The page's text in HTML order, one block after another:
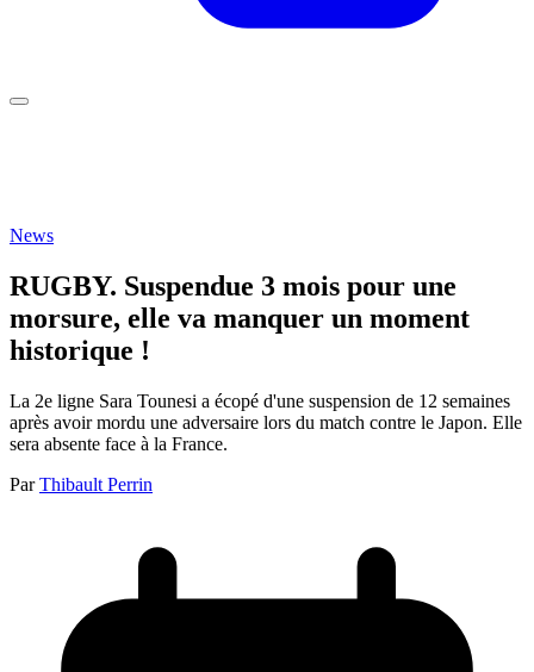
News
RUGBY. Suspendue 3 mois pour une
morsure, elle va manquer un moment
historique !
La 2e ligne Sara Tounesi a écopé d'une suspension de 12 semaines
après avoir mordu une adversaire lors du match contre le Japon. Elle
sera absente face à la France.
Par Thibault Perrin